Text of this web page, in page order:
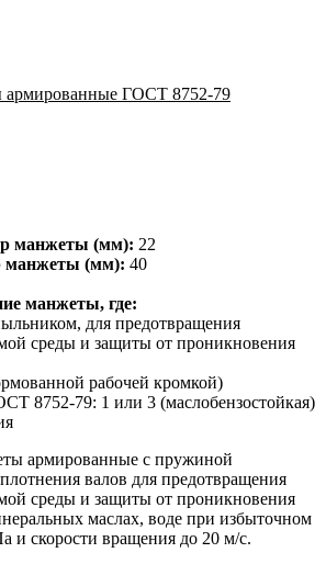
ГОСТ 8752-79
манжеты (мм): 22
манжеты (мм): 40
манжеты, где:
для предотвращения
среды и защиты от проникновения
рабочей кромкой)
8752-79: 1 или 3 (маслобензостойкая)
армированные с пружиной
валов для предотвращения
среды и защиты от проникновения
маслах, воде при избыточном
и скорости вращения до 20 м/с.